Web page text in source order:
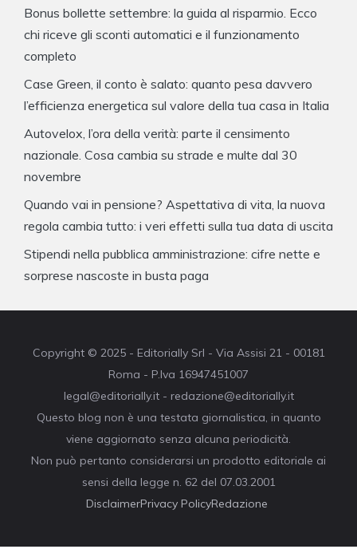
Bonus bollette settembre: la guida al risparmio. Ecco
chi riceve gli sconti automatici e il funzionamento
completo
Case Green, il conto è salato: quanto pesa davvero
l’efficienza energetica sul valore della tua casa in Italia
Autovelox, l’ora della verità: parte il censimento
nazionale. Cosa cambia su strade e multe dal 30
novembre
Quando vai in pensione? Aspettativa di vita, la nuova
regola cambia tutto: i veri effetti sulla tua data di uscita
Stipendi nella pubblica amministrazione: cifre nette e
sorprese nascoste in busta paga
Copyright © 2025 - Editorially Srl - Via Assisi 21 - 00181
Roma - P.Iva 16947451007
legal@editorially.it - redazione@editorially.it
Questo blog non è una testata giornalistica, in quanto
viene aggiornato senza alcuna periodicità.
Non può pertanto considerarsi un prodotto editoriale ai
sensi della legge n. 62 del 07.03.2001
DisclaimerPrivacy PolicyRedazione